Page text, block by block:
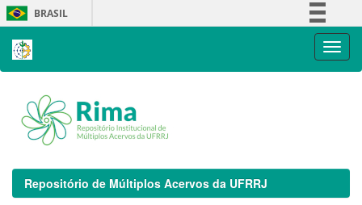
Skip
navigation
BRASIL
Repositório de Múltiplos Acervos da UFRRJ